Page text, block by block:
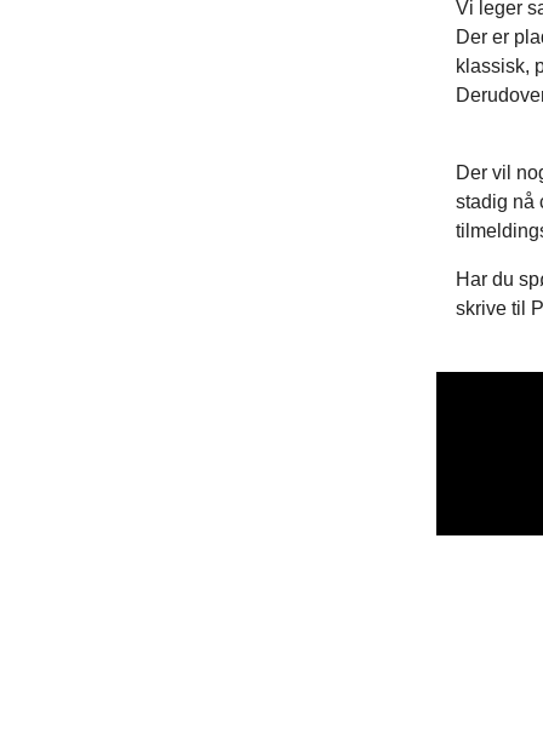
Vi leger
Der er
klassisk,
Der vil
stadig nå
Har du
skrive til